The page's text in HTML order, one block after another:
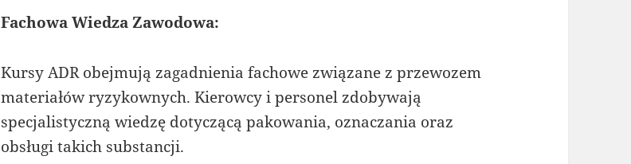
Fachowa Wiedza Zawodowa:
Kursy ADR obejmują zagadnienia fachowe związane z przewozem
materiałów ryzykownych. Kierowcy i personel zdobywają
specjalistyczną wiedzę dotyczącą pakowania, oznaczania oraz
obsługi takich substancji.